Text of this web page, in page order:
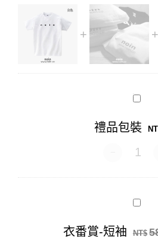
禮
裝
禮品包裝
禮品包裝 數量
衣
短
衣番賞-短袖 NT$